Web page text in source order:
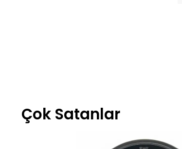
Çok Satanlar